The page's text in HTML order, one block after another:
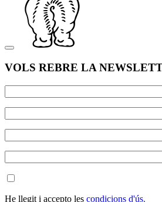
VOLS REBRE LA
He llegit i accepto les condicions d'ús.